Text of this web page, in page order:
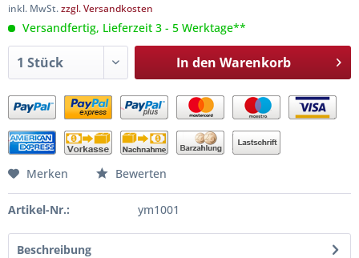
inkl. MwSt.zzgl. Versandkosten
Versandfertig, Lieferzeit 3 - 5 Werktage**
In den Warenkorb
Merken Bewerten
Artikel-Nr.: ym1001
Beschreibung